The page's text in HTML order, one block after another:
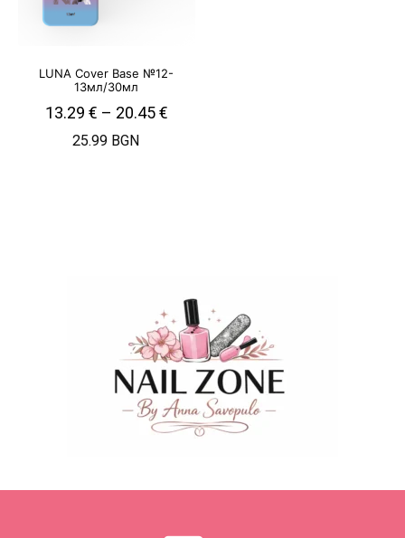
LUNA Cover Base №12-
13мл/30мл
13.29 € – 20.45€
25.99 BGN